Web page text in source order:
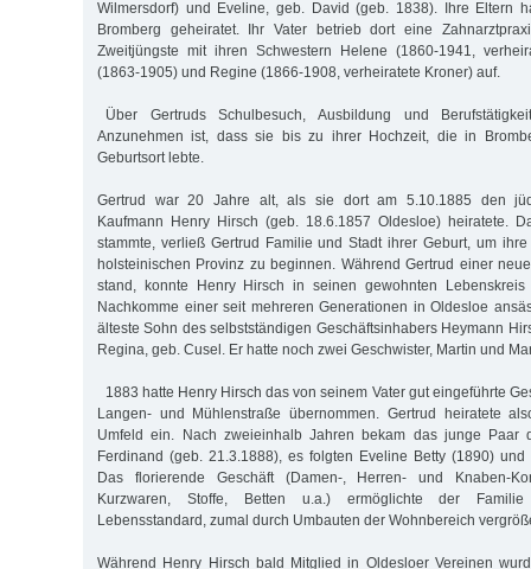
Wilmersdorf) und Eveline, geb. David (geb. 1838). Ihre Eltern
Bromberg geheiratet. Ihr Vater betrieb dort eine
Zweitjüngste mit ihren Schwestern Helene (1860-1941,
(1863-1905) und Regine (1866-1908, verheiratete Kroner) auf.
Über Gertruds Schulbesuch, Ausbildung und
Anzunehmen ist, dass sie bis zu ihrer Hochzeit, die in
Geburtsort lebte.
Gertrud war 20 Jahre alt, als sie dort am 5.10.1885 den
Kaufmann Henry Hirsch (geb. 18.6.1857 Oldesloe) heiratete.
stammte, verließ Gertrud Familie und Stadt ihrer Geburt, um
holsteinischen Provinz zu beginnen. Während Gertrud einer
stand, konnte Henry Hirsch in seinen gewohnten Lebenskreis
Nachkomme einer seit mehreren Generationen in Oldesloe
älteste Sohn des selbstständigen Geschäftsinhabers Heymann
Regina, geb. Cusel. Er hatte noch zwei Geschwister, Martin und
1883 hatte Henry Hirsch das von seinem Vater gut eingeführte
Langen- und Mühlenstraße übernommen. Gertrud heiratete
Umfeld ein. Nach zweieinhalb Jahren bekam das junge Paar
Ferdinand (geb. 21.3.1888), es folgten Eveline Betty (1890)
Das florierende Geschäft (Damen-, Herren- und Knaben-
Kurzwaren, Stoffe, Betten u.a.) ermöglichte der Familie
Lebensstandard, zumal durch Umbauten der Wohnbereich
Während Henry Hirsch bald Mitglied in Oldesloer Vereinen